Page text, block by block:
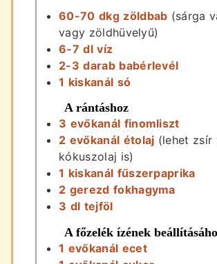
60-70 dkg zöldbab (sárga
vagy zöldhüvelyű)
6-7 dl víz
2-3 darab babérlevél
1 kiskanál só
A rántáshoz
3 evőkanál finomliszt
2 evőkanál étolaj (lehet zsír
kókuszolaj is)
1 kiskanál fűszerpaprika
2 gerezd fokhagyma
3 dl tejföl
A főzelék ízének
1 evőkanál ecet